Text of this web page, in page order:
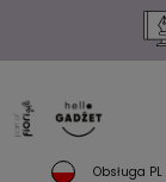
Obsługa PL